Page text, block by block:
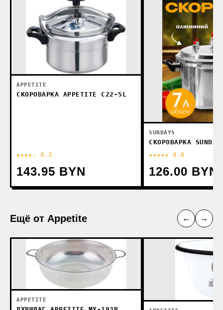
APPETITE
СКОРОВАРКА APPETITE C22-5L
★★★★☆ 4.3
143.95 BYN
SUNDAYS
СКОРОВАРКА
★★★★★ 4.6
126.00 BYN
Ещё от Appetite ← →
APPETITE